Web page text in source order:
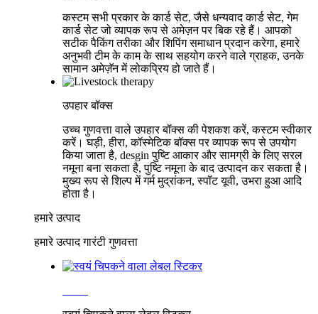
कस्टम सभी प्रकार के कार्ड सेट, जैसे धन्यवाद कार्ड सेट, गेम
कार्ड सेट जो व्यापक रूप से अमेज़न पर बिक रहे हैं। आपको
सटीक पैकिंग तरीका और शिपिंग समाधान प्रदान करेगा, हमारे
अनुभवी टीम के काम के साथ सहयोग करने वाले ग्राहक, उनके
सामान अमेज़ॅन में लोकप्रिय हो जाते हैं।
उपहार बॉक्स
उच्च गुणवत्ता वाले उपहार बॉक्स की पेशकश करें, कस्टम स्वीकार
करें। घड़ी, हीरा, कॉस्मेटिक बॉक्स पर व्यापक रूप से उपयोग
किया जाता है, desgin पुष्टि आकार और सामग्री के लिए सरल
नमूना बना सकता है, पुष्टि नमूना के बाद उत्पादन कर सकता है।
मुख्य रूप से शिल्प में गर्म मुद्रांकन, स्पॉट यूवी, उभरा हुआ आदि
होता है।
हमारे उत्पाद
हमारे उत्पाद गारंटी गुणवत्ता